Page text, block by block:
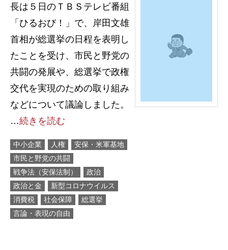
長は５日のＴＢＳテレビ番組
「ひるおび！」で、岸田文雄
首相が総選挙の日程を表明し
たことを受け、市民と野党の
共闘の発展や、総選挙で政権
交代を実現のための取り組み
などについて議論しました。
…続きを読む
中小企業 人権
安保・米軍基地
市民と野党の共闘
戦争法（安保法制）
政治
政治と金
新型コロナウイルス
消費税
社会保障
総選挙
言論・表現の自由